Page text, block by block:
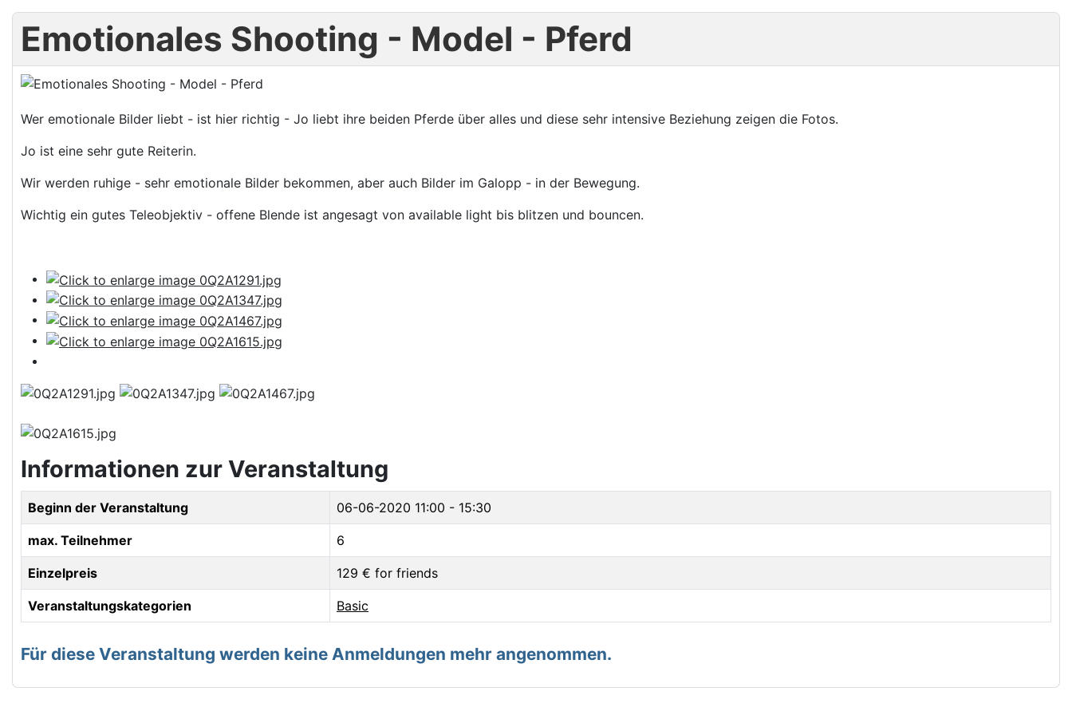
Emotionales Shooting - Model - Pferd
Wer emotionale Bilder liebt - ist hier richtig - Jo liebt ihre beiden Pferde über alles und diese sehr intensive Beziehung zeigen die Fotos.
Jo ist eine sehr gute Reiterin.
Wir werden ruhige - sehr emotionale Bilder bekommen, aber auch Bilder im Galopp - in der Bewegung.
Wichtig ein gutes Teleobjektiv - offene Blende ist angesagt von available light bis blitzen und bouncen.
Informationen zur Veranstaltung
Beginn der Veranstaltung 06-06-2020 11:00 - 15:30
max. Teilnehmer 6
Einzelpreis 129 € for friends
Veranstaltungskategorien Basic
Für diese Veranstaltung werden keine Anmeldungen mehr angenommen.